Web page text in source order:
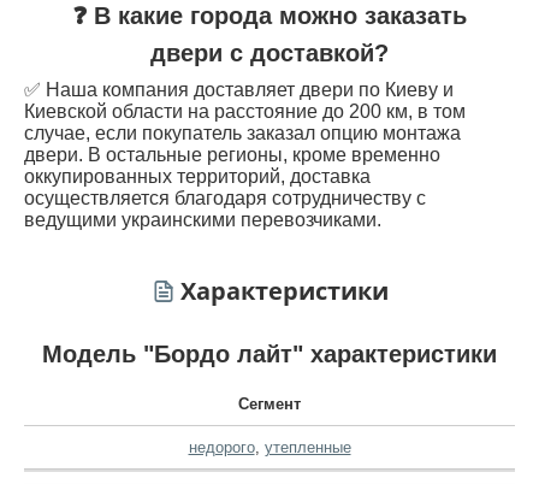
❓ В какие города можно заказать
двери с доставкой?
✅ Наша компания доставляет двери по Киеву и
Киевской области на расстояние до 200 км, в том
случае, если покупатель заказал опцию монтажа
двери. В остальные регионы, кроме временно
оккупированных территорий, доставка
осуществляется благодаря сотрудничеству с
ведущими украинскими перевозчиками.
Характеристики
Модель "Бордо лайт" характеристики
Сегмент
недорого, утепленные